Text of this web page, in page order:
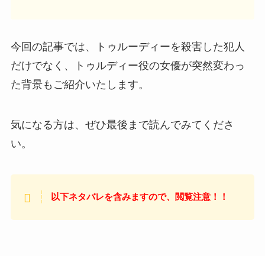
今回の記事では、トゥルーディーを殺害した犯人
だけでなく、トゥルディー役の女優が突然変わっ
た背景もご紹介いたします。
気になる方は、ぜひ最後まで読んでみてくださ
い。
以下ネタバレを含みますので、閲覧注意！！